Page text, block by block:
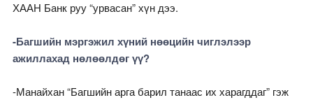
ХААН Банк руу “урвасан” хүн дээ.
-Багшийн мэргэжил хүний нөөцийн чиглэлээр
ажиллахад нөлөөлдөг үү?
-Манайхан “Багшийн арга барил танаас их харагддаг” гэж